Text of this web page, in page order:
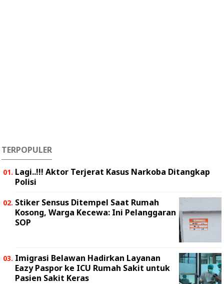
TERPOPULER
Lagi..!!! Aktor Terjerat Kasus Narkoba Ditangkap
Polisi
Stiker Sensus Ditempel Saat Rumah
Kosong, Warga Kecewa: Ini Pelanggaran
SOP
Imigrasi Belawan Hadirkan Layanan
Eazy Paspor ke ICU Rumah Sakit untuk
Pasien Sakit Keras